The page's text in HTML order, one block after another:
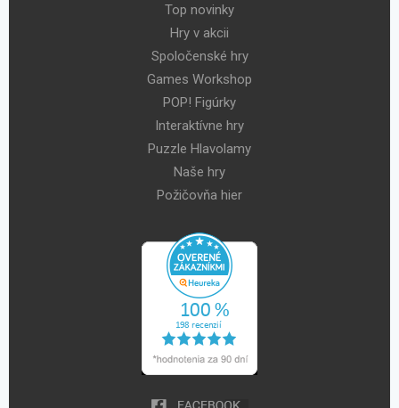
Top novinky
Hry v akcii
Spoločenské hry
Games Workshop
POP! Figúrky
Interaktívne hry
Puzzle Hlavolamy
Naše hry
Požičovňa hier